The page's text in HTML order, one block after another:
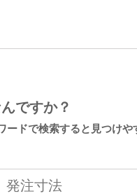
ですか？
ドで検索すると見つけや